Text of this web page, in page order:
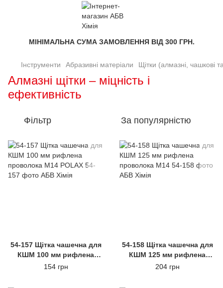
МІНІМАЛЬНА СУМА ЗАМОВЛЕННЯ ВІД 300 ГРН.
Інструменти Абразивні матеріали Щітки (алмазні, чашкові
Алмазні щітки – міцність і
ефективність
Фільтр За популярністю
54-157 Щітка чашечна для
КШМ 100 мм рифлена
проволока M14 POLAX
154 грн
54-158 Щітка чашечна для
КШМ 125 мм рифлена
проволока M14
204 грн